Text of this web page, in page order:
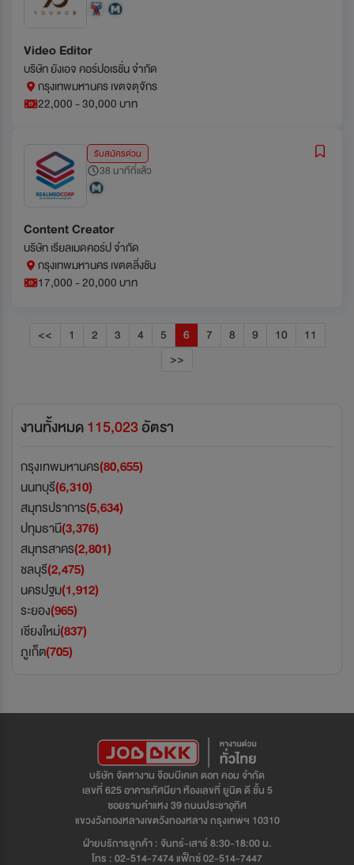
Video Editor
บริษัท ยังเอจ คอร์ปอเรชั่น จำกัด
กรุงเทพมหานคร เขตจตุจักร
22,000 - 30,000 บาท
รับสมัครด่วน
38 นาทีที่แล้ว
Content Creator
บริษัท เรียลเมดคอร์ป จำกัด
กรุงเทพมหานคร เขตตลิ่งชัน
17,000 - 20,000 บาท
<< 1 2 3 4 5 6 7 8 9 10
11
>>
งานทั้งหมด115,023อัตรา
กรุงเทพมหานคร(80,655)
นนทบุรี(6,310)
สมุทรปราการ(5,634)
ปทุมธานี(3,376)
สมุทรสาคร(2,801)
ชลบุรี(2,475)
นครปฐม(1,912)
ระยอง(965)
เชียงใหม่(837)
ภูเก็ต(705)
บริษัท จัดหางาน จ๊อบบีเคเค ดอท คอม จำกัด
เลขที่ 625 อาคารทัศนียา ห้องเลขที่ ยูนิต ดี ชั้น 5
ซอยรามคำแหง 39 ถนนประชาอุทิศ
แขวงวังทองหลางเขตวังทองหลาง กรุงเทพฯ 10310
ฝ่ายบริการลูกค้า : จันทร์-เสาร์ 8:30-18:00 น.
โทร : 02-514-7474 แฟ็กซ์ 02-514-7447